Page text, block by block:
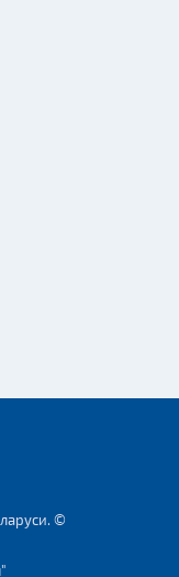
©